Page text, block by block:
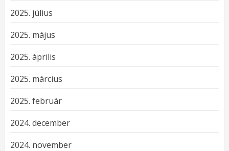
2025. július
2025. május
2025. április
2025. március
2025. február
2024. december
2024. november